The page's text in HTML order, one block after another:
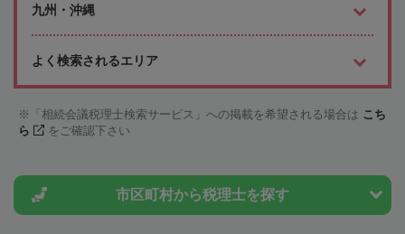
九州・沖縄
よく検索されるエリア
「相続会議税理士検索サービス」への掲載を希望される場合は こち
ら
をご確認下さい
市区町村から税理士を探す